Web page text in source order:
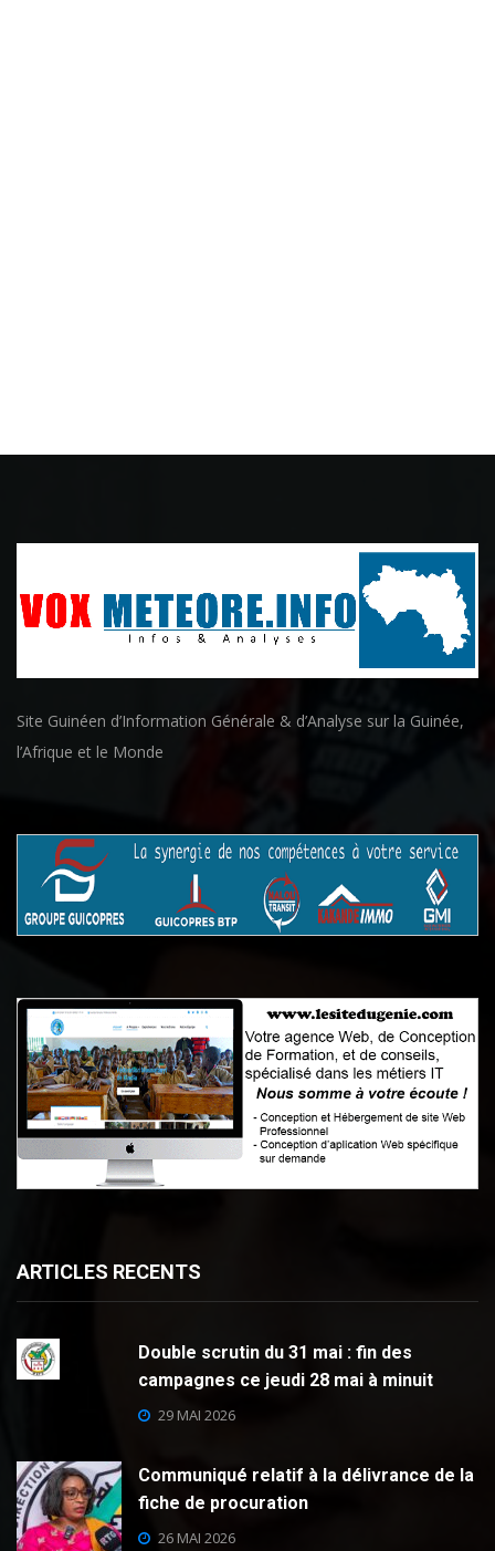
Site Guinéen d’Information Générale & d’Analyse sur la Guinée,
l’Afrique et le Monde
ARTICLES RECENTS
Double scrutin du 31 mai : fin des
campagnes ce jeudi 28 mai à minuit
29 MAI 2026
Communiqué relatif à la délivrance de la
fiche de procuration
26 MAI 2026